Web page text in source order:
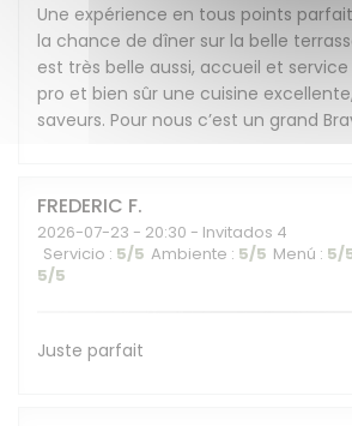
Une expérience en tous points
la chance de dîner sur la belle
est très belle aussi, accueil et
pro et bien sûr une cuisine
saveurs. Pour nous c’est un grand
FREDERIC F
2026-07-23 - 20:30 - Invitados 4
Servicio : 5/5 Ambiente : 5/5 Menú : 5/
5/5
Juste parfait